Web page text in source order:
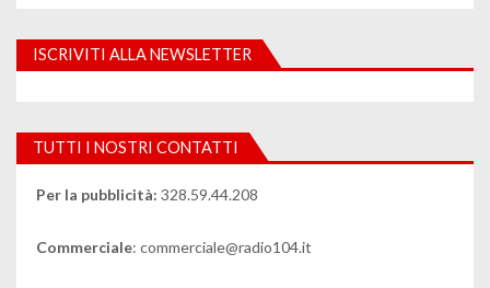
ISCRIVITI ALLA NEWSLETTER
TUTTI I NOSTRI CONTATTI
Per la pubblicità: 328.59.44.208
Commerciale: commerciale@radio104.it